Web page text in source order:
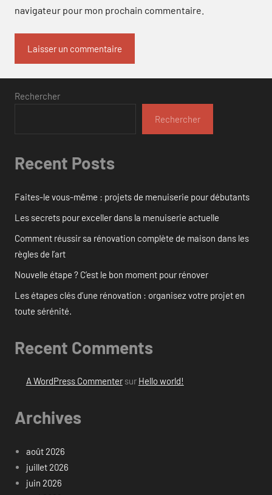
navigateur pour mon prochain commentaire.
Rechercher
Rechercher
Recent Posts
Faites-le vous-même : projets de menuiserie pour débutants
Les secrets pour exceller dans la menuiserie actuelle
Comment réussir sa rénovation complète de maison dans les
règles de l’art
Nouvelle étape ? C’est le bon moment pour rénover
Les étapes clés d’une rénovation : organisez votre projet en
toute sérénité.
Recent Comments
A WordPress Commentersur Hello world!
Archives
août 2026
juillet 2026
juin 2026